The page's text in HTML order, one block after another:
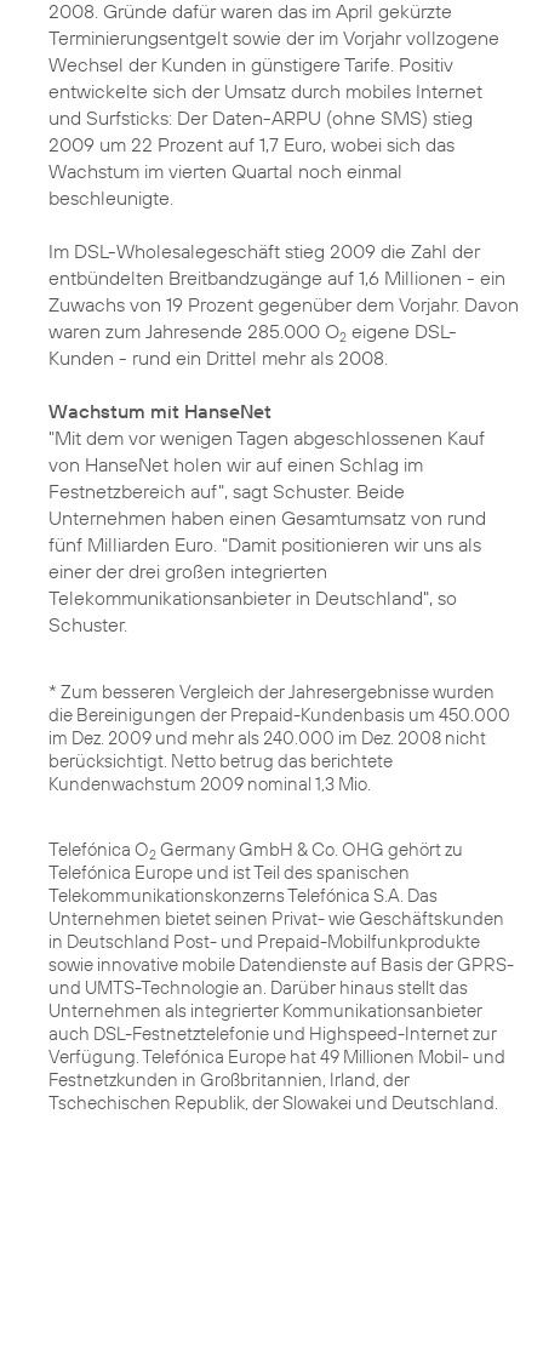
2008. Gründe dafür waren das im April gekürzte
Terminierungsentgelt sowie der im Vorjahr vollzogene
Wechsel der Kunden in günstigere Tarife. Positiv
entwickelte sich der Umsatz durch mobiles Internet
und Surfsticks: Der Daten-ARPU (ohne SMS) stieg
2009 um 22 Prozent auf 1,7 Euro, wobei sich das
Wachstum im vierten Quartal noch einmal
beschleunigte.
Im DSL-Wholesalegeschäft stieg 2009 die Zahl der
entbündelten Breitbandzugänge auf 1,6 Millionen - ein
Zuwachs von 19 Prozent gegenüber dem Vorjahr. Davon
waren zum Jahresende 285.000 O2 eigene DSL-
Kunden - rund ein Drittel mehr als 2008.
Wachstum mit HanseNet
"Mit dem vor wenigen Tagen abgeschlossenen Kauf
von HanseNet holen wir auf einen Schlag im
Festnetzbereich auf", sagt Schuster. Beide
Unternehmen haben einen Gesamtumsatz von rund
fünf Milliarden Euro. "Damit positionieren wir uns als
einer der drei großen integrierten
Telekommunikationsanbieter in Deutschland", so
Schuster.
* Zum besseren Vergleich der Jahresergebnisse wurden
die Bereinigungen der Prepaid-Kundenbasis um 450.000
im Dez. 2009 und mehr als 240.000 im Dez. 2008 nicht
berücksichtigt. Netto betrug das berichtete
Kundenwachstum 2009 nominal 1,3 Mio.
Telefónica O2 Germany GmbH & Co. OHG gehört zu
Telefónica Europe und ist Teil des spanischen
Telekommunikationskonzerns Telefónica S.A. Das
Unternehmen bietet seinen Privat- wie Geschäftskunden
in Deutschland Post- und Prepaid-Mobilfunkprodukte
sowie innovative mobile Datendienste auf Basis der GPRS-
und UMTS-Technologie an. Darüber hinaus stellt das
Unternehmen als integrierter Kommunikationsanbieter
auch DSL-Festnetztelefonie und Highspeed-Internet zur
Verfügung. Telefónica Europe hat 49 Millionen Mobil- und
Festnetzkunden in Großbritannien, Irland, der
Tschechischen Republik, der Slowakei und Deutschland.